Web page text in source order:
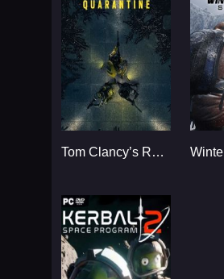
Tom Clancy’s Rainbow Six